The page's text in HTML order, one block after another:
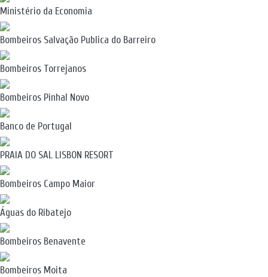
Ministério da Economia
Bombeiros Salvação Publica do Barreiro
Bombeiros Torrejanos
Bombeiros Pinhal Novo
Banco de Portugal
PRAIA DO SAL LISBON RESORT
Bombeiros Campo Maior
Águas do Ribatejo
Bombeiros Benavente
Bombeiros Moita